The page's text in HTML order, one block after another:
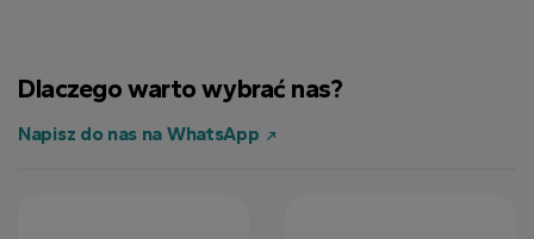
Dlaczego warto wybrać nas?
Napisz do nas na WhatsApp